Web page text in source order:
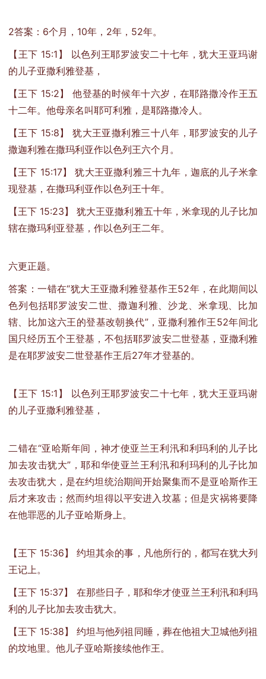
2答案：6个月，10年，2年，52年。
【王下 15:1】 以色列王耶罗波安二十七年，犹大王亚玛谢
的儿子亚撒利雅登基，
【王下 15:2】 他登基的时候年十六岁，在耶路撒冷作王五
十二年。他母亲名叫耶可利雅，是耶路撒冷人。
【王下 15:8】 犹大王亚撒利雅三十八年，耶罗波安的儿子
撒迦利雅在撒玛利亚作以色列王六个月。
【王下 15:17】 犹大王亚撒利雅三十九年，迦底的儿子米拿
现登基，在撒玛利亚作以色列王十年。
【王下 15:23】 犹大王亚撒利雅五十年，米拿现的儿子比加
辖在撒玛利亚登基，作以色列王二年。
六更正题。
答案：一错在“犹大王亚撒利雅登基作王52年，在此期间以
色列包括耶罗波安二世、撒迦利雅、沙龙、米拿现、比加
辖、比加这六王的登基改朝换代”，亚撒利雅作王52年间北
国只经历五个王登基，不包括耶罗波安二世登基，亚撒利雅
是在耶罗波安二世登基作王后27年才登基的。
【王下 15:1】 以色列王耶罗波安二十七年，犹大王亚玛谢
的儿子亚撒利雅登基，
二错在“亚哈斯年间，神才使亚兰王利汛和利玛利的儿子比
加去攻击犹大”，耶和华使亚兰王利汛和利玛利的儿子比加
去攻击犹大，是在约坦统治期间开始聚集而不是亚哈斯作王
后才来攻击；然而约坦得以平安进入坟墓；但是灾祸将要降
在他罪恶的儿子亚哈斯身上。
【王下 15:36】 约坦其余的事，凡他所行的，都写在犹大列
王记上。
【王下 15:37】 在那些日子，耶和华才使亚兰王利汛和利玛
利的儿子比加去攻击犹大。
【王下 15:38】 约坦与他列祖同睡，葬在他祖大卫城他列祖
的坟地里。他儿子亚哈斯接续他作王。